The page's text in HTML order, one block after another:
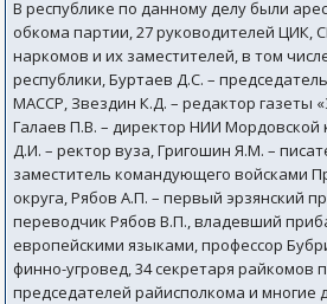
В республике по данному делу были
обкома партии, 27 руководителей ЦИК,
наркомов и их заместителей, в том
республики, Буртаев Д.С. –
МАССР, Звездин К.Д. – редактор газеты
Галаев П.В. – директор НИИ Мордовской
Д.И. – ректор вуза, Григошин Я.М. –
заместитель командующего войсками
округа, Рябов А.П. – первый эрзянский
переводчик Рябов В.П., владевший
европейскими языками, профессор
финно-угровед, 34 секретаря райкомов
председателей райисполкома и многие